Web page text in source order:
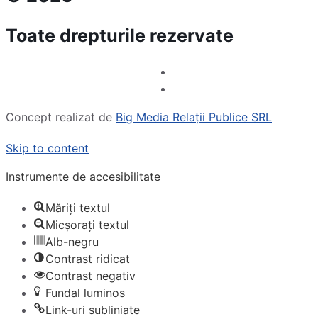
Toate drepturile rezervate
Concept realizat de Big Media Relații Publice SRL
Skip to content
Instrumente de accesibilitate
Măriți textul
Micșorați textul
Alb-negru
Contrast ridicat
Contrast negativ
Fundal luminos
Link-uri subliniate